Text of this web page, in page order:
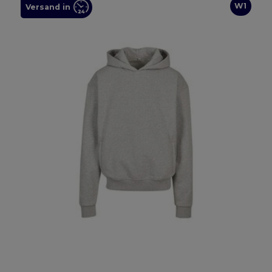
W1
Versand in